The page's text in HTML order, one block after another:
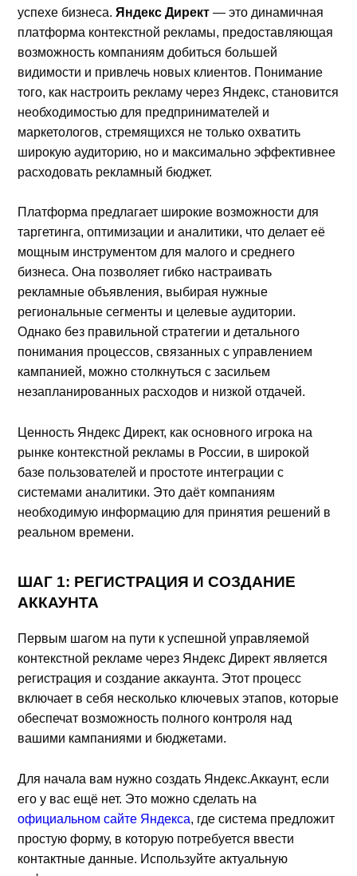
успехе бизнеса.Яндекс Директ — это динамичная
платформа контекстной рекламы, предоставляющая
возможность компаниям добиться большей
видимости и привлечь новых клиентов. Понимание
того, как настроить рекламу через Яндекс, становится
необходимостью для предпринимателей и
маркетологов, стремящихся не только охватить
широкую аудиторию, но и максимально эффективнее
расходовать рекламный бюджет.
Платформа предлагает широкие возможности для
таргетинга, оптимизации и аналитики, что делает её
мощным инструментом для малого и среднего
бизнеса. Она позволяет гибко настраивать
рекламные объявления, выбирая нужные
региональные сегменты и целевые аудитории.
Однако без правильной стратегии и детального
понимания процессов, связанных с управлением
кампанией, можно столкнуться с засильем
незапланированных расходов и низкой отдачей.
Ценность Яндекс Директ, как основного игрока на
рынке контекстной рекламы в России, в широкой
базе пользователей и простоте интеграции с
системами аналитики. Это даёт компаниям
необходимую информацию для принятия решений в
реальном времени.
ШАГ 1: РЕГИСТРАЦИЯ И СОЗДАНИЕ
АККАУНТА
Первым шагом на пути к успешной управляемой
контекстной рекламе через Яндекс Директ является
регистрация и создание аккаунта. Этот процесс
включает в себя несколько ключевых этапов, которые
обеспечат возможность полного контроля над
вашими кампаниями и бюджетами.
Для начала вам нужно создать Яндекс.Аккаунт, если
его у вас ещё нет. Это можно сделать на
официальном сайте Яндекса, где система предложит
простую форму, в которую потребуется ввести
контактные данные. Используйте актуальную